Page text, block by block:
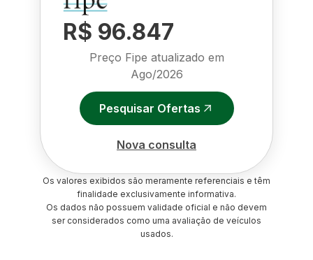
R$ 96.847
Preço Fipe atualizado em
Ago/2026
Pesquisar Ofertas
Nova consulta
Os valores exibidos são meramente referenciais e têm
finalidade exclusivamente informativa.
Os dados não possuem validade oficial e não devem
ser considerados como uma avaliação de veículos
usados.